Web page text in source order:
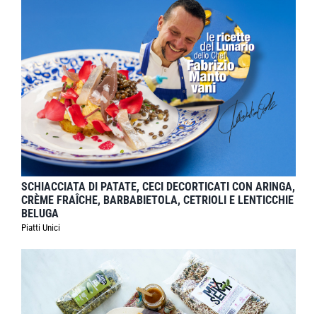
SCHIACCIATA DI PATATE, CECI DECORTICATI CON ARINGA,
CRÈME FRAÎCHE, BARBABIETOLA, CETRIOLI E LENTICCHIE
BELUGA
Piatti Unici